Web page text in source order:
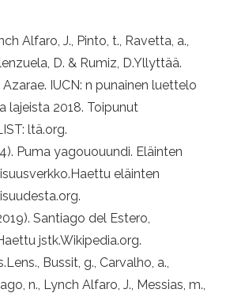
Alfaro, J., Pinto, t., Ravetta, a.,
D. & Rumiz, D.Yllyttää.
IUCN: n punainen luettelo
lajeista 2018. Toipunut
ltä.org.
Puma yagououundi. Eläinten
eläinten
Santiago del Estero,
jstk.Wikipedia.org.
Bussit, g., Carvalho, a.,
n., Lynch Alfaro, J., Messias, m.,